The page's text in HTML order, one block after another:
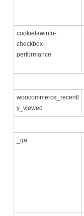
cookielawinfo-
checkbox-
performance
woocommerce_recentl
y_viewed
_ga